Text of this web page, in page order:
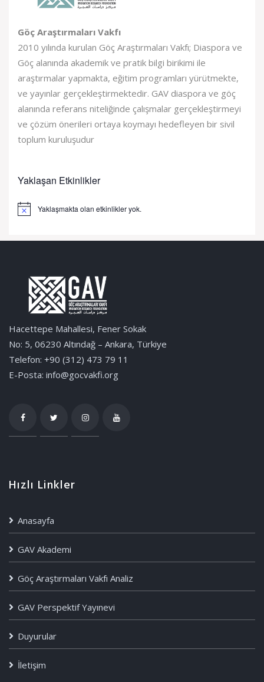
Göç Araştırmaları Vakfı
2010 yılında kurulan Göç Araştırmaları Vakfı; Diaspora ve
Göç alanında akademik ve pratik bilgi birikimi ile
araştırmalar yapmakta, eğitim programları yürütmekte,
ve yayınlar gerçekleştirmektedir. GAV diaspora ve göç
alanında referans niteliğinde çalışmalar gerçekleştirmeyi
ve çözüm önerileri ortaya koymayı hedefleyen bir sivil
toplum kuruluşudur
Yaklaşan Etkinlikler
Notice Yaklaşmakta olan etkinlikler yok.
Hacettepe Mahallesi, Fener Sokak
No: 5, 06230 Altındağ – Ankara, Türkiye
Telefon: +90 (312) 473 79 11
E-Posta: info@gocvakfi.org
Hızlı Linkler
Anasayfa
GAV Akademi
Göç Araştırmaları Vakfı Analiz
GAV Perspektif Yayınevi
Duyurular
İletişim